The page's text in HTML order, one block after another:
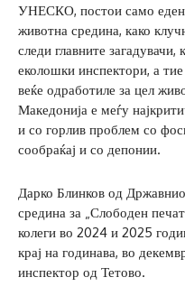
УНЕСКО, постои само
животна средина, како
следи главните
еколошки инспектори, а
веќе одработиле за цел
Македонија е меѓу
и со горлив проблем со
сообраќај и со депонии.
Дарко Блинков од
средина за „Слободен
колеги во 2024 и 2025
крај на годинава, во
инспектор од Тетово.